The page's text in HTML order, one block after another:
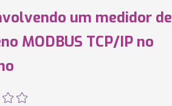
um medidor de
MODBUS TCP/IP no